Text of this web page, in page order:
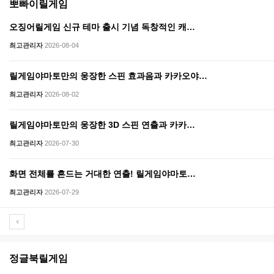
뽀빠이릴게임
오징어릴게임 신규 테마 출시 기념 독창적인 캐…
최고관리자 2026-08-04
릴게임야마토만의 웅장한 스핀 효과음과 카카오야…
최고관리자 2026-08-02
릴게임야마토만의 웅장한 3D 스핀 연출과 카카…
최고관리자 2026-07-30
화면 전체를 흔드는 거대한 연출! 릴게임야마토…
최고관리자 2026-07-29
정글북릴게임